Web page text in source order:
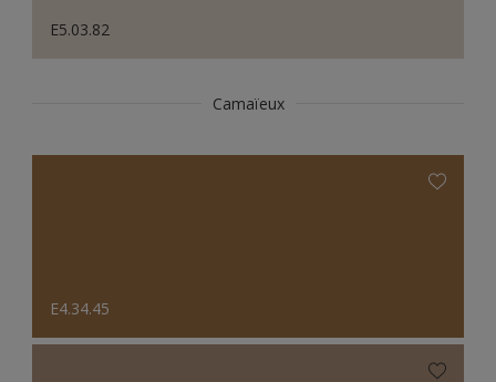
E5.03.82
Camaïeux
E4.34.45